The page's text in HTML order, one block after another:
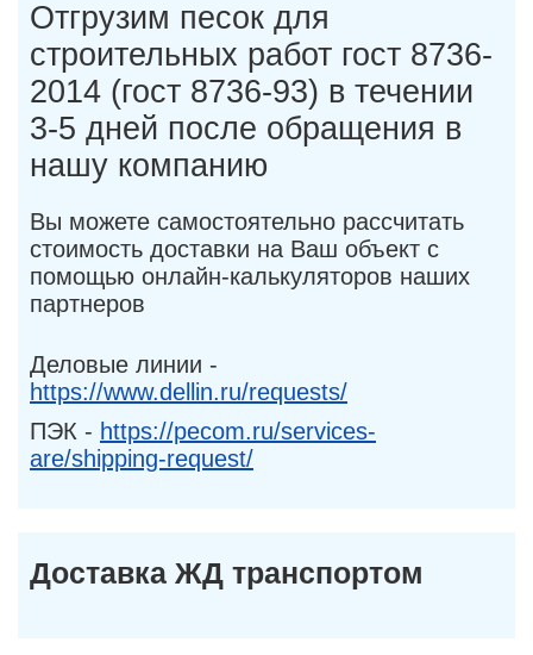
Отгрузим песок для
строительных работ гост 8736-
2014 (гост 8736-93) в течении
3-5 дней после обращения в
нашу компанию
Вы можете самостоятельно рассчитать
стоимость доставки на Ваш объект с
помощью онлайн-калькуляторов наших
партнеров
Деловые линии -
https://www.dellin.ru/requests/
ПЭК - https://pecom.ru/services-
are/shipping-request/
Доставка ЖД транспортом